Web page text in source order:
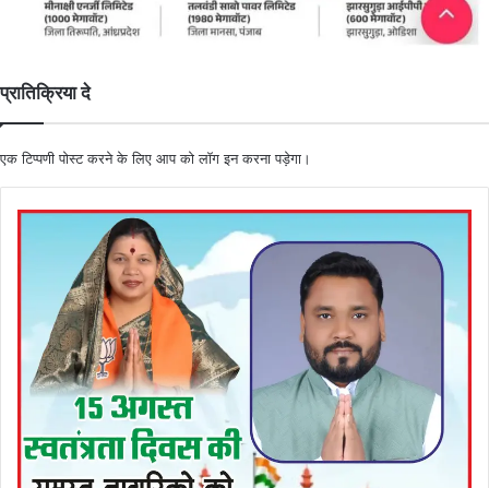
प्रातिक्रिया दे
एक टिप्पणी पोस्ट करने के लिए आप कोलॉग इनकरना पड़ेगा।